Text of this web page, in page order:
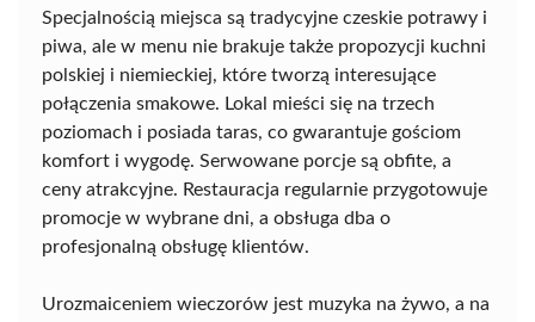
Specjalnością miejsca są tradycyjne czeskie potrawy i
piwa, ale w menu nie brakuje także propozycji kuchni
polskiej i niemieckiej, które tworzą interesujące
połączenia smakowe. Lokal mieści się na trzech
poziomach i posiada taras, co gwarantuje gościom
komfort i wygodę. Serwowane porcje są obfite, a
ceny atrakcyjne. Restauracja regularnie przygotowuje
promocje w wybrane dni, a obsługa dba o
profesjonalną obsługę klientów.
Urozmaiceniem wieczorów jest muzyka na żywo, a na